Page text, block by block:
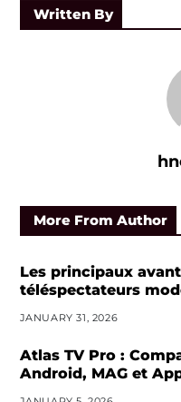
Written By
More From Author
Les principaux
téléspectateurs
JANUARY 31, 2026
Atlas TV Pro :
Android, MAG et